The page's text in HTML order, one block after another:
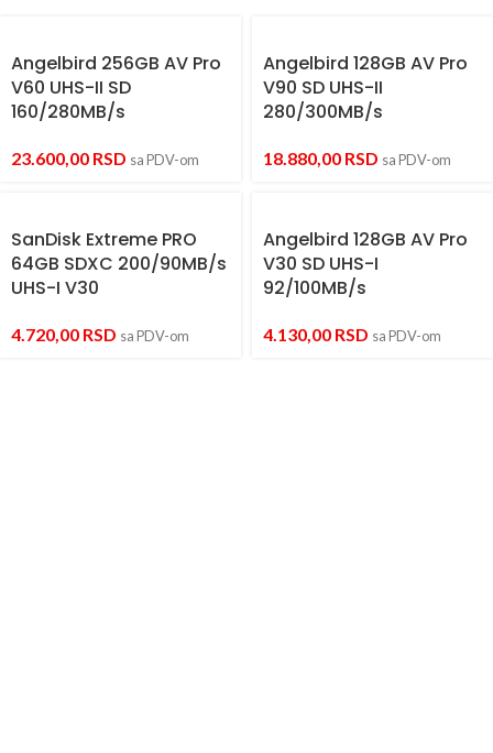
Angelbird 256GB AV Pro
V60 UHS-II SD
160/280MB/s
23.600,00 RSD sa PDV-om
Angelbird 128GB AV Pro
V90 SD UHS-II
280/300MB/s
18.880,00 RSD sa PDV-om
SanDisk Extreme PRO
64GB SDXC 200/90MB/s
UHS-I V30
4.720,00 RSD sa PDV-om
Angelbird 128GB AV Pro
V30 SD UHS-I
92/100MB/s
4.130,00 RSD sa PDV-om